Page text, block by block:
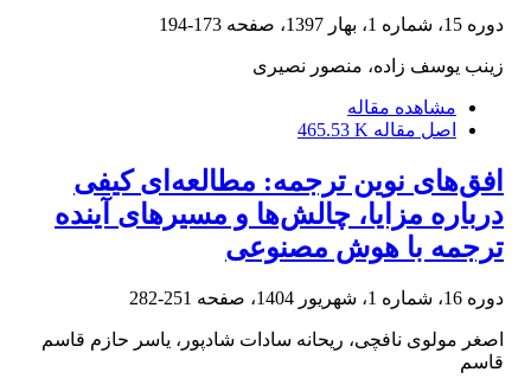
دوره 15، شماره 1، بهار 1397، صفحه 173-194
زینب یوسف زاده، منصور نصیری
مشاهده مقاله
اصل مقاله 465.53 K
افق‌های نوین ترجمه: مطالعه‌ای کیفی
درباره مزایا، چالش‌ها و مسیرهای آینده
ترجمه با هوش مصنوعی
دوره 16، شماره 1، شهریور 1404، صفحه 251-282
اصغر مولوی نافچی، ریحانه سادات شادپور، یاسر حازم قاسم
قاسم